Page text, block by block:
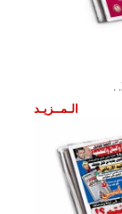
الـمــزيـد